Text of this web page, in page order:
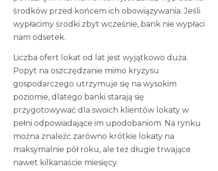
środków przed końcem ich obowiązywania. Jeśli
wypłacimy środki zbyt wcześnie, bank nie wypłaci
nam odsetek.
Liczba ofert lokat od lat jest wyjątkowo duża.
Popyt na oszczędzanie mimo kryzysu
gospodarczego utrzymuje się na wysokim
poziomie, dlatego banki starają się
przygotowywać dla swoich klientów lokaty w
pełni odpowiadające im upodobaniom. Na rynku
można znaleźć zarówno krótkie lokaty na
maksymalnie pół roku, ale też długie trwające
nawet kilkanaście miesięcy.